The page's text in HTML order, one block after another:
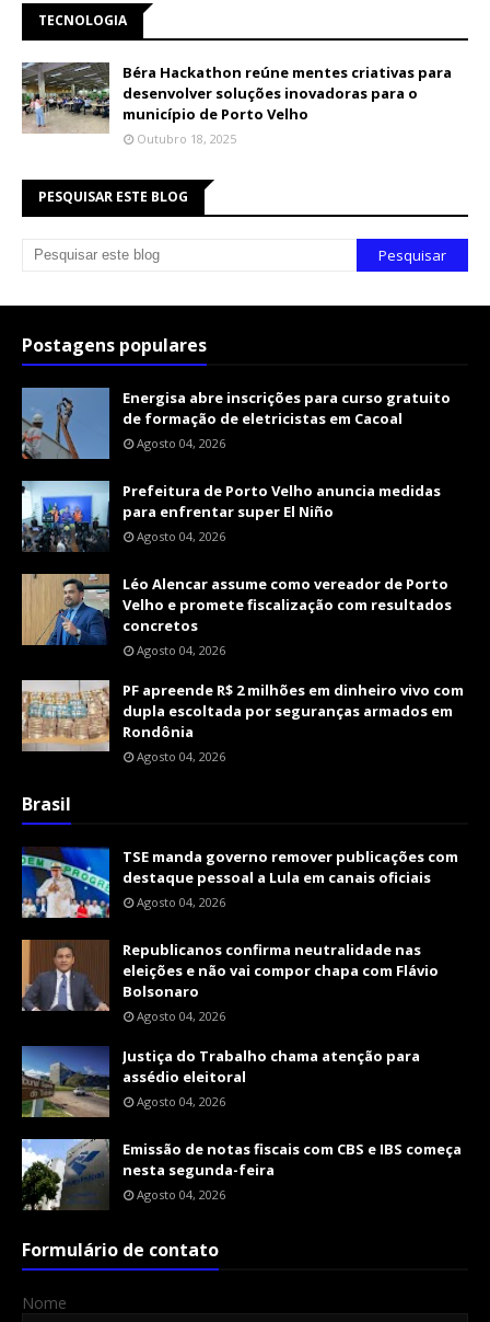
TECNOLOGIA
Béra Hackathon reúne mentes criativas para
desenvolver soluções inovadoras para o
município de Porto Velho
Outubro 18, 2025
PESQUISAR ESTE BLOG
Postagens populares
Energisa abre inscrições para curso gratuito
de formação de eletricistas em Cacoal
Agosto 04, 2026
Prefeitura de Porto Velho anuncia medidas
para enfrentar super El Niño
Agosto 04, 2026
Léo Alencar assume como vereador de Porto
Velho e promete fiscalização com resultados
concretos
Agosto 04, 2026
PF apreende R$ 2 milhões em dinheiro vivo com
dupla escoltada por seguranças armados em
Rondônia
Agosto 04, 2026
Brasil
TSE manda governo remover publicações com
destaque pessoal a Lula em canais oficiais
Agosto 04, 2026
Republicanos confirma neutralidade nas
eleições e não vai compor chapa com Flávio
Bolsonaro
Agosto 04, 2026
Justiça do Trabalho chama atenção para
assédio eleitoral
Agosto 04, 2026
Emissão de notas fiscais com CBS e IBS começa
nesta segunda-feira
Agosto 04, 2026
Formulário de contato
Nome